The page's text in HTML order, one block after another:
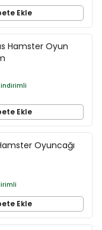
Ekle
Hamster Oyun
indirimli
Ekle
Oyuncağı
Ekle